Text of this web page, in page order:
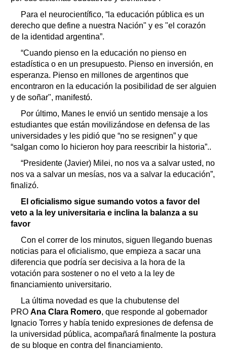
Para el neurocientífico, “la educación pública es un
derecho que define a nuestra Nación" y es "el corazón
de la identidad argentina”.
“Cuando pienso en la educación no pienso en
estadística o en un presupuesto. Pienso en inversión, en
esperanza. Pienso en millones de argentinos que
encontraron en la educación la posibilidad de ser alguien
y de soñar", manifestó.
Por último, Manes le envió un sentido mensaje a los
estudiantes que están movilizándose en defensa de las
universidades y les pidió que “no se resignen” y que
“salgan como lo hicieron hoy para reescribir la historia”..
“Presidente (Javier) Milei, no nos va a salvar usted, no
nos va a salvar un mesías, nos va a salvar la educación”,
finalizó.
El oficialismo sigue sumando votos a favor del
veto a la ley universitaria e inclina la balanza a su
favor
Con el correr de los minutos, siguen llegando buenas
noticias para el oficialismo, que empieza a sacar una
diferencia que podría ser decisiva a la hora de la
votación para sostener o no el veto a la ley de
financiamiento universitario.
La última novedad es que la chubutense del
PRO Ana Clara Romero, que responde al gobernador
Ignacio Torres y había tenido expresiones de defensa de
la universidad pública, acompañará finalmente la postura
de su bloque en contra del financiamiento.